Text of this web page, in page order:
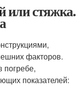
или стяжка.
факторов.
погребе,
показателей: